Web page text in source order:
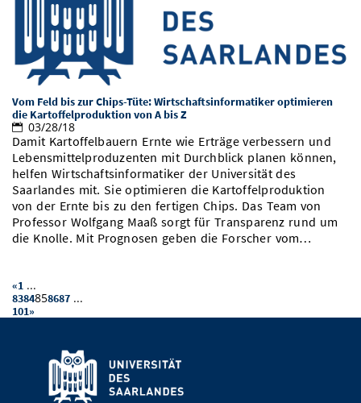
Vom Feld bis zur Chips-Tüte: Wirtschaftsinformatiker optimieren
die Kartoffelproduktion von A bis Z
03/28/18
Damit Kartoffelbauern Ernte wie Erträge verbessern und
Lebensmittelproduzenten mit Durchblick planen können,
helfen Wirtschaftsinformatiker der Universität des
Saarlandes mit. Sie optimieren die Kartoffelproduktion
von der Ernte bis zu den fertigen Chips. Das Team von
Professor Wolfgang Maaß sorgt für Transparenz rund um
die Knolle. Mit Prognosen geben die Forscher vom…
«1 ...
8384858687 ...
101»